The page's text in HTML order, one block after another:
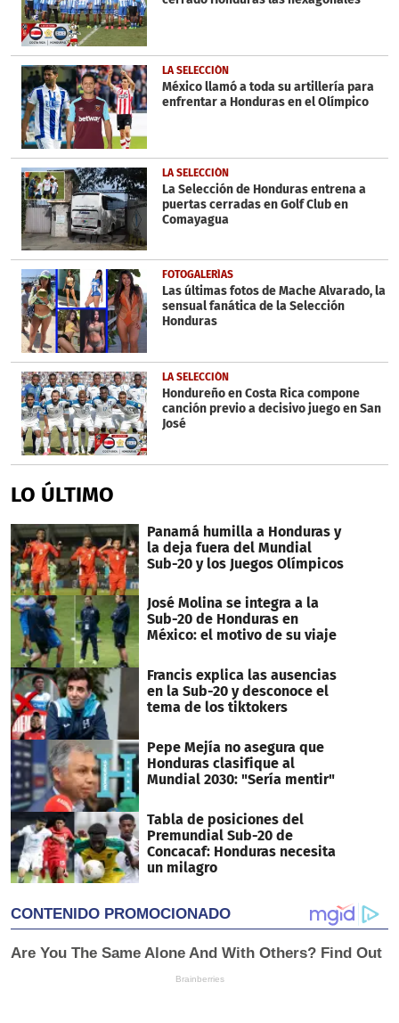
seconds
LA SELECCIÓN
México llamó a toda su artillería para
enfrentar a Honduras en el Olímpico
LA SELECCIÓN
La Selección de Honduras entrena a
puertas cerradas en Golf Club en
Comayagua
FOTOGALERÍAS
Las últimas fotos de Mache Alvarado, la
sensual fanática de la Selección
Honduras
LA SELECCIÓN
Hondureño en Costa Rica compone
canción previo a decisivo juego en San
José
LO ÚLTIMO
Panamá humilla a Honduras y
la deja fuera del Mundial
Sub-20 y los Juegos Olímpicos
José Molina se integra a la
Sub-20 de Honduras en
México: el motivo de su viaje
Francis explica las ausencias
en la Sub-20 y desconoce el
tema de los tiktokers
Pepe Mejía no asegura que
Honduras clasifique al
Mundial 2030: "Sería mentir"
Tabla de posiciones del
Premundial Sub-20 de
Concacaf: Honduras necesita
un milagro